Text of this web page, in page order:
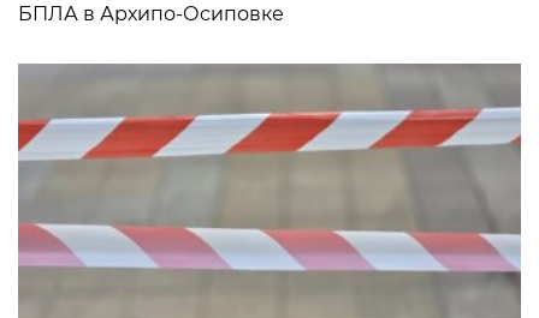
БПЛА в Архипо-Осиповке